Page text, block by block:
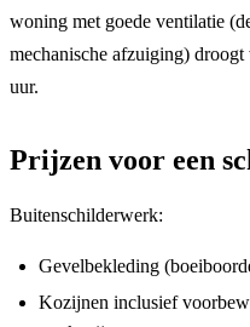
woning met goede ventilatie
mechanische afzuiging)
uur.
Prijzen voor een
Buitenschilderwerk:
Gevelbekleding
Kozijnen inclusief